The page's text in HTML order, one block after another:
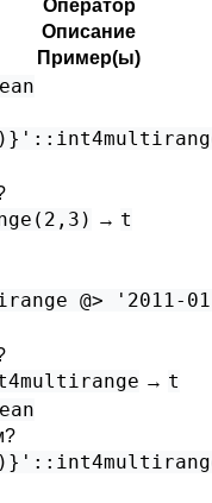
Оператор
Описание
Пример(ы)
→ t
@> '2011-
→ t